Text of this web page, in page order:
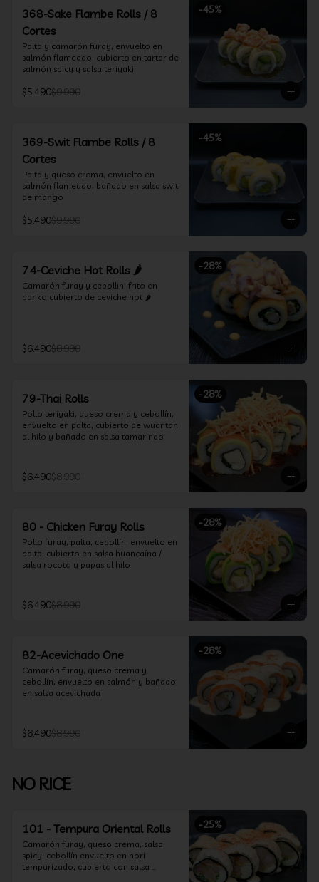
-45%
368-Sake Flambe Rolls / 8
Cortes
Palta y camarón furay, envuelto en
salmón flameado, cubierto en tartar de
salmón spicy y salsa teriyaki
$5.490$9.990
-45%
369-Swit Flambe Rolls / 8
Cortes
Palta y queso crema, envuelto en
salmón flameado, bañado en salsa swit
de mango
$5.490$9.990
-28%
74-Ceviche Hot Rolls 🌶️
Camarón furay y cebollin, frito en
panko cubierto de ceviche hot 🌶️
$6.490$8.990
-28%
79-Thai Rolls
Pollo teriyaki, queso crema y cebollín,
envuelto en palta, cubierto de wuantan
al hilo y bañado en salsa tamarindo
$6.490$8.990
-28%
80 - Chicken Furay Rolls
Pollo furay, palta, cebollín, envuelto en
palta, cubierto en salsa huancaína /
salsa rocoto y papas al hilo
$6.490$8.990
-28%
82-Acevichado One
Camarón furay, queso crema y
cebollín, envuelto en salmón y bañado
en salsa acevichada
$6.490$8.990
NO RICE
-25%
101 - Tempura Oriental Rolls
Camarón furay, queso crema, salsa
spicy, cebollín envuelto en nori
tempurizado, cubierto con salsa